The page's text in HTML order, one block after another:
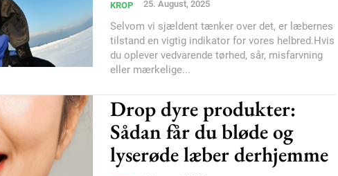
Subscription Plans
KROP 25. August, 2025
Selvom vi sjældent tænker over det, er læbernes
tilstand en vigtig indikator for vores helbred.Hvis
du oplever vedvarende tørhed, sår, misfarvning
eller mærkelige...
Drop dyre produkter:
Sådan får du bløde og
lyserøde læber derhjemme